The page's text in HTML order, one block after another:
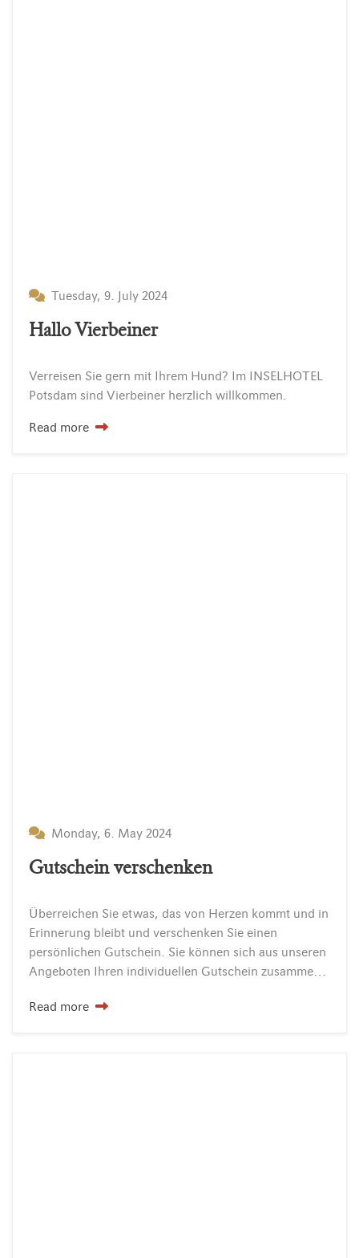
Tuesday, 9. July 2024
Hallo Vierbeiner
Verreisen Sie gern mit Ihrem Hund? Im INSELHOTEL
Potsdam sind Vierbeiner herzlich willkommen.
Read more
Monday, 6. May 2024
Gutschein verschenken
Überreichen Sie etwas, das von Herzen kommt und in
Erinnerung bleibt und verschenken Sie einen
persönlichen Gutschein. Sie können sich aus unseren
Angeboten Ihren individuellen Gutschein zusammenstellen.
Read more